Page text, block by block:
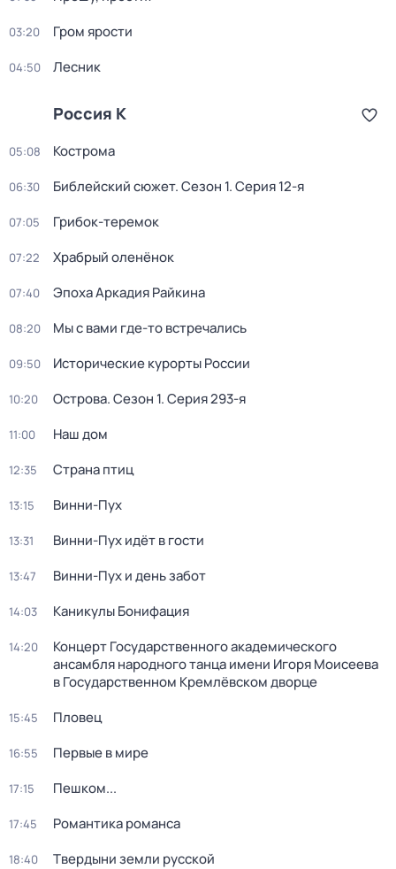
03:20 Гром ярости
04:50 Лесник
Россия К
05:08 Кострома
06:30 Библейский сюжет. Сезон 1. Серия 12-я
07:05 Грибок-теремок
07:22 Храбрый оленёнок
07:40 Эпоха Аркадия Райкина
08:20 Мы с вами где-то встречались
09:50 Исторические курорты России
10:20 Острова. Сезон 1. Серия 293-я
11:00 Наш дом
12:35 Страна птиц
13:15 Винни-Пух
13:31 Винни-Пух идёт в гости
13:47 Винни-Пух и день забот
14:03 Каникулы Бонифация
14:20
Концерт Государственного академического
ансамбля народного танца имени Игоря Моисеева
в Государственном Кремлёвском дворце
15:45 Пловец
16:55 Первые в мире
17:15 Пешком...
17:45 Романтика романса
18:40 Твердыни земли русской